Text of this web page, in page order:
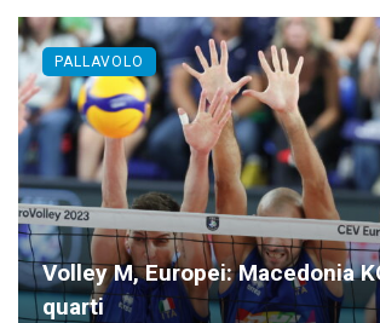
Volley M, Europei: Macedonia
quarti
PALLAVOLO